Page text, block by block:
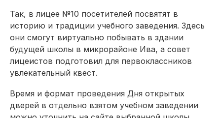
Так, в лицее №10 посетителей посвятят в
историю и традиции учебного заведения. Здесь
они смогут виртуально побывать в здании
будущей школы в микрорайоне Ива, а совет
лицеистов подготовил для первоклассников
увлекательный квест.
Время и формат проведения Дня открытых
дверей в отдельно взятом учебном заведении